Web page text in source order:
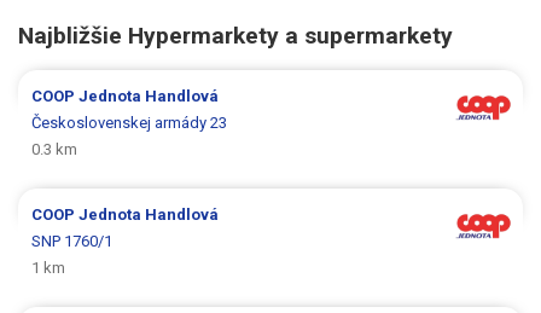
Najbližšie Hypermarkety a supermarkety
COOP Jednota Handlová
Československej armády 23
0.3 km
COOP Jednota Handlová
SNP 1760/1
1 km